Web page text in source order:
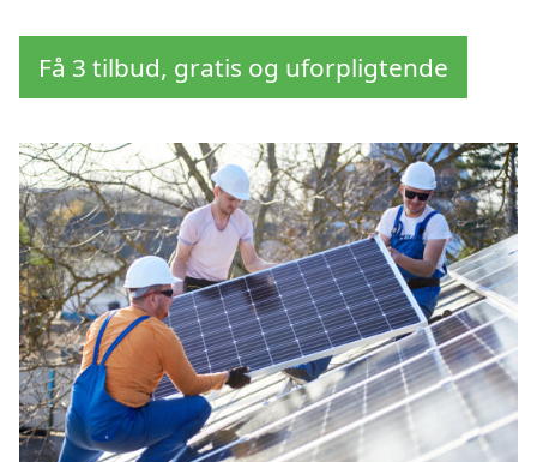
Få 3 tilbud, gratis og uforpligtende